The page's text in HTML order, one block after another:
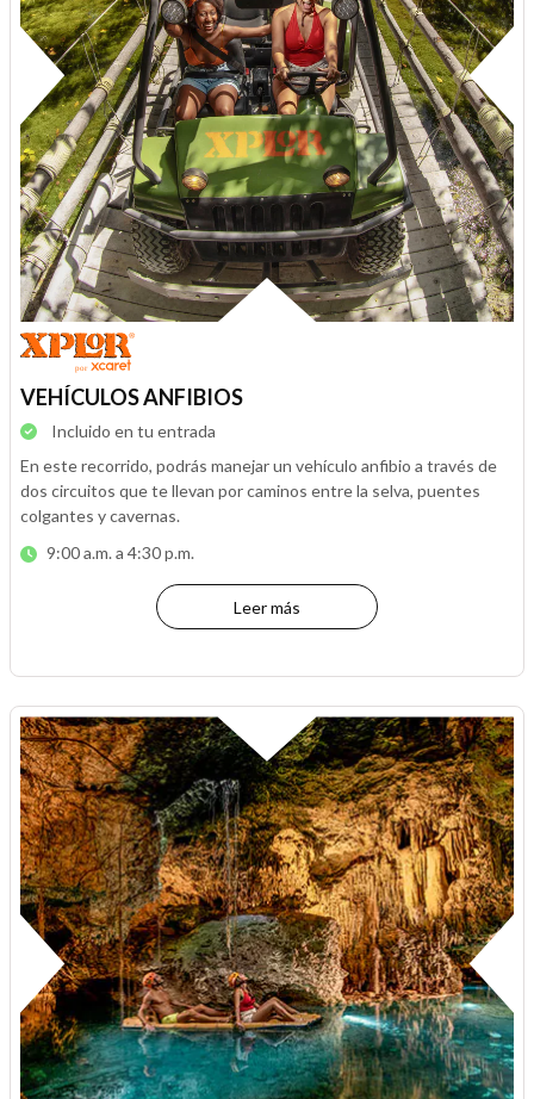
VEHÍCULOS ANFIBIOS
Incluido en tu entrada
En este recorrido, podrás manejar un vehículo anfibio a través de
dos circuitos que te llevan por caminos entre la selva, puentes
colgantes y cavernas.
9:00 a.m. a 4:30 p.m.
Leer más